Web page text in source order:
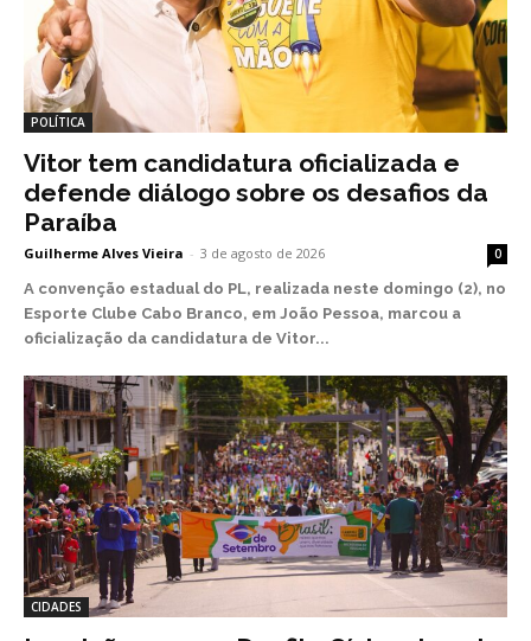
POLÍTICA
Vitor tem candidatura oficializada e
defende diálogo sobre os desafios da
Paraíba
Guilherme Alves Vieira - 3 de agosto de 2026 0
A convenção estadual do PL, realizada neste domingo (2), no
Esporte Clube Cabo Branco, em João Pessoa, marcou a
oficialização da candidatura de Vitor...
CIDADES